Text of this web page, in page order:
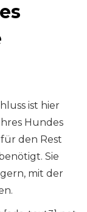
ist hier
Hundes
den Rest
Sie
mit der